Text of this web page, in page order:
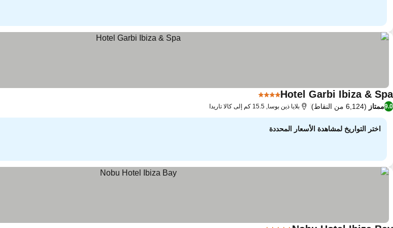
Hotel Garbi Ibiza & Spa4 عدد النجوم
9.0ممتاز (6,124 من النقاط) بلايا ذين بوسا, 15.5 كم إلى كالا تاريدا
اختر التواريخ لمشاهدة الأسعار المحددة